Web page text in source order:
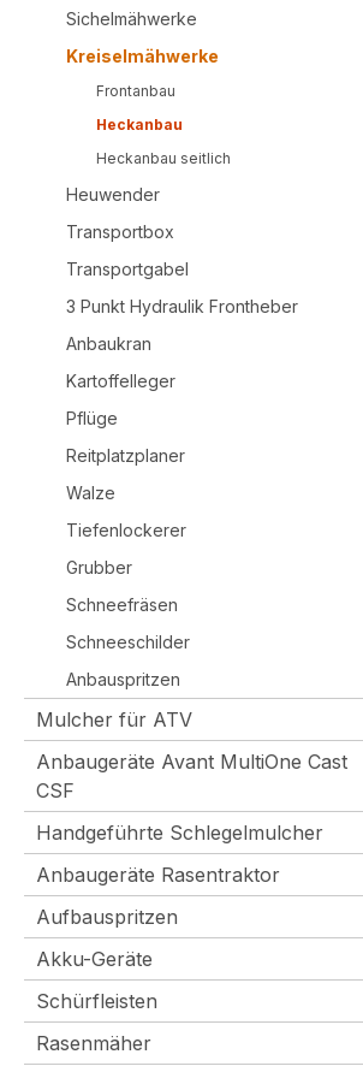
Sichelmähwerke
Kreiselmähwerke
Frontanbau
Heckanbau
Heckanbau seitlich
Heuwender
Transportbox
Transportgabel
3 Punkt Hydraulik Frontheber
Anbaukran
Kartoffelleger
Pflüge
Reitplatzplaner
Walze
Tiefenlockerer
Grubber
Schneefräsen
Schneeschilder
Anbauspritzen
Mulcher für ATV
Anbaugeräte Avant MultiOne Cast
CSF
Handgeführte Schlegelmulcher
Anbaugeräte Rasentraktor
Aufbauspritzen
Akku-Geräte
Schürfleisten
Rasenmäher